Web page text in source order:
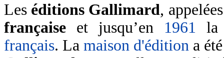
Les éditions Gallimard,
française et jusqu’en 1961
français. Lamaison d'édition a